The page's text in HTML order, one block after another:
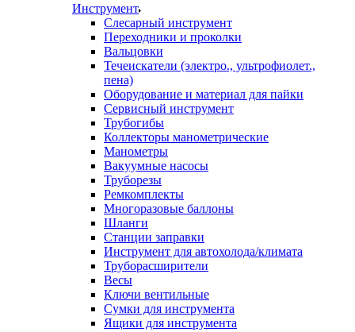
Инструмент
Слесарный инструмент
Переходники и проколки
Вальцовки
Течеискатели (электро., ультрофиолет.,
пена)
Оборудование и материал для пайки
Сервисный инструмент
Трубогибы
Коллекторы манометрические
Манометры
Вакуумные насосы
Труборезы
Ремкомплекты
Многоразовые баллоны
Шланги
Станции заправки
Инструмент для автохолода/климата
Труборасширители
Весы
Ключи вентильные
Сумки для инструмента
Ящики для инструмента